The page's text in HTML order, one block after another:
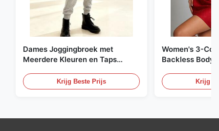
Dames Joggingbroek met
Meerdere Kleuren en Taps
Katoenmix Sweatpants
Krijg Beste Prijs
Women's 3-
Backless
Krijg